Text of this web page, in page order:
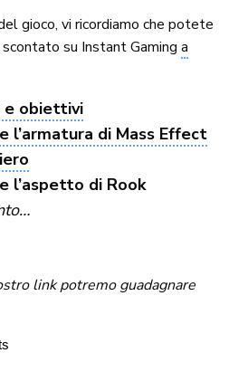
gioco, vi ricordiamo che potete
su Instant Gaminga
e obiettivi
l’armatura di Mass Effect
l’aspetto di Rook
link potremo guadagnare